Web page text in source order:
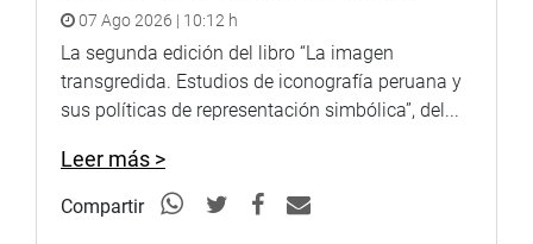
07 Ago 2026 | 10:12 h
La segunda edición del libro “La imagen
transgredida. Estudios de iconografía peruana y
sus políticas de representación simbólica”, del...
Leer más >
Compartir